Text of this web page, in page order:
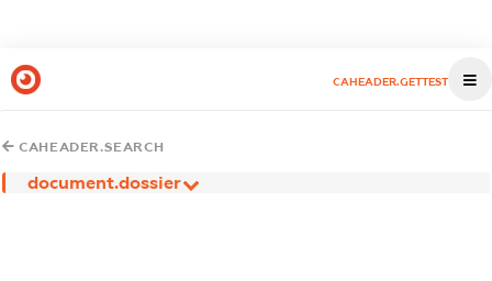
CAHEADER.GETTEST
CAHEADER.SEARCH
document.dossier